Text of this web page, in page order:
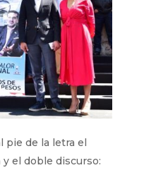
pie de la letra el
el doble discurso: